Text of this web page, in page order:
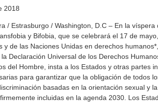
2018
/ Estrasburgo / Washington, D.C – En la
y Bifobia, que se celebrará el 17 de
y de las Naciones Unidas en derechos
Declaración Universal de los Derechos
del Hombre, insta a los Estados y otras partes
para garantizar que la obligación de todos
basadas en la orientación sexual y
incluidas en la agenda 2030. Los